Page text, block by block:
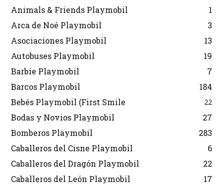
Animals & Friends Playmobil
1
Arca de Noé Playmobil
3
Asociaciones Playmobil
13
Autobuses Playmobil
19
Barbie Playmobil
7
Barcos Playmobil
184
Bebés Playmobil (First Smile
22
Bodas y Novios Playmobil
27
Bomberos Playmobil
283
Caballeros del Cisne Playmobil
6
Caballeros del Dragón Playmobil
22
Caballeros del León Playmobil
17